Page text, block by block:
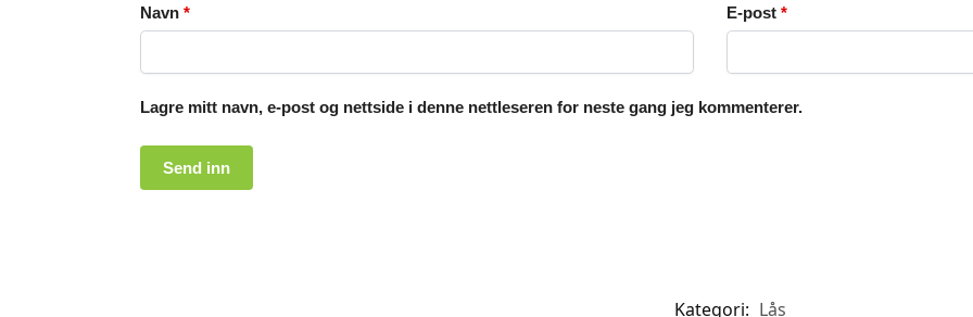
Navn * E-post *
Lagre mitt navn, e-post og nettside i denne nettleseren for neste gang jeg kommenterer.
Kategori: Lås